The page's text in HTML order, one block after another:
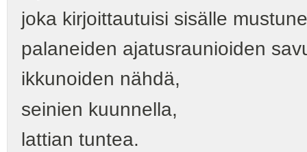
joka kirjoittautuisi sisälle
palaneiden ajatusraunioiden
ikkunoiden nähdä,
seinien kuunnella,
lattian tuntea.